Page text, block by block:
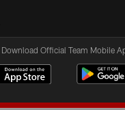
Download Official Team Mobile